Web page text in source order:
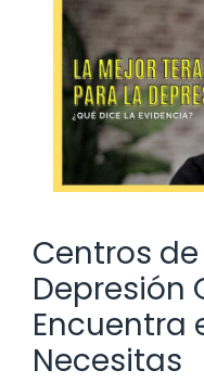
Centros
Depresión
Encuentra
Necesitas